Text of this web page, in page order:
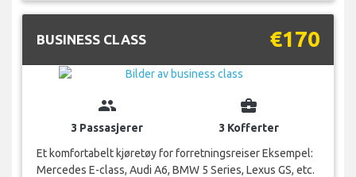
BUSINESS CLASS €170
group
3 Passasjerer
business_center
3 Kofferter
Et komfortabelt kjøretøy for forretningsreiser Eksempel:
Mercedes E-class, Audi A6, BMW 5 Series, Lexus GS, etc.